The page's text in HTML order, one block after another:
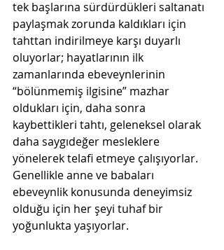
tek başlarına sürdürdükleri saltanatı
paylaşmak zorunda kaldıkları için
tahttan indirilmeye karşı duyarlı
oluyorlar; hayatlarının ilk
zamanlarında ebeveynlerinin
“bölünmemiş ilgisine” mazhar
oldukları için, daha sonra
kaybettikleri tahtı, geleneksel olarak
daha saygıdeğer mesleklere
yönelerek telafi etmeye çalışıyorlar.
Genellikle anne ve babaları
ebeveynlik konusunda deneyimsiz
olduğu için her şeyi tuhaf bir
yoğunlukta yaşıyorlar.